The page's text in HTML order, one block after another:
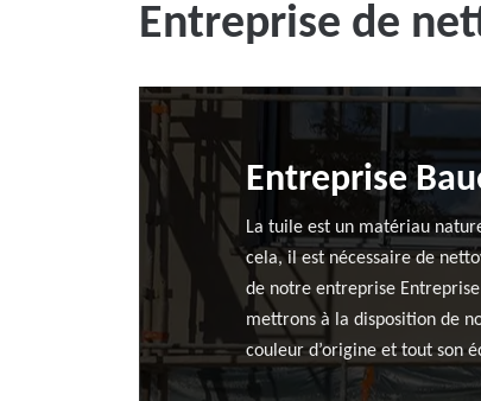
Entreprise de
Entreprise
La tuile est un matériau
cela, il est nécessaire de
de notre entreprise
mettrons à la disposition de
couleur d’origine et tout son